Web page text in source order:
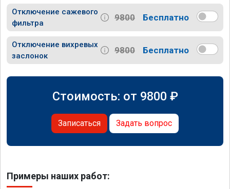
Отключение сажевого
фильтра
9800 Бесплатно
Отключение вихревых
заслонок
9800 Бесплатно
Стоимость: от 9800 ₽
Записаться Задать вопрос
Примеры наших работ: